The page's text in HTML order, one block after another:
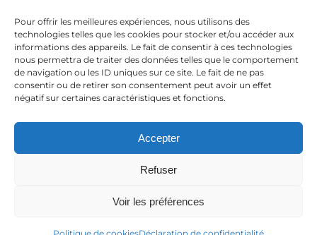
Pour offrir les meilleures expériences, nous utilisons des
technologies telles que les cookies pour stocker et/ou accéder aux
informations des appareils. Le fait de consentir à ces technologies
nous permettra de traiter des données telles que le comportement
de navigation ou les ID uniques sur ce site. Le fait de ne pas
consentir ou de retirer son consentement peut avoir un effet
négatif sur certaines caractéristiques et fonctions.
Accepter
Refuser
Voir les préférences
Liens utiles
Contact
06 31 19 51 92
77700 Magny le Hongre